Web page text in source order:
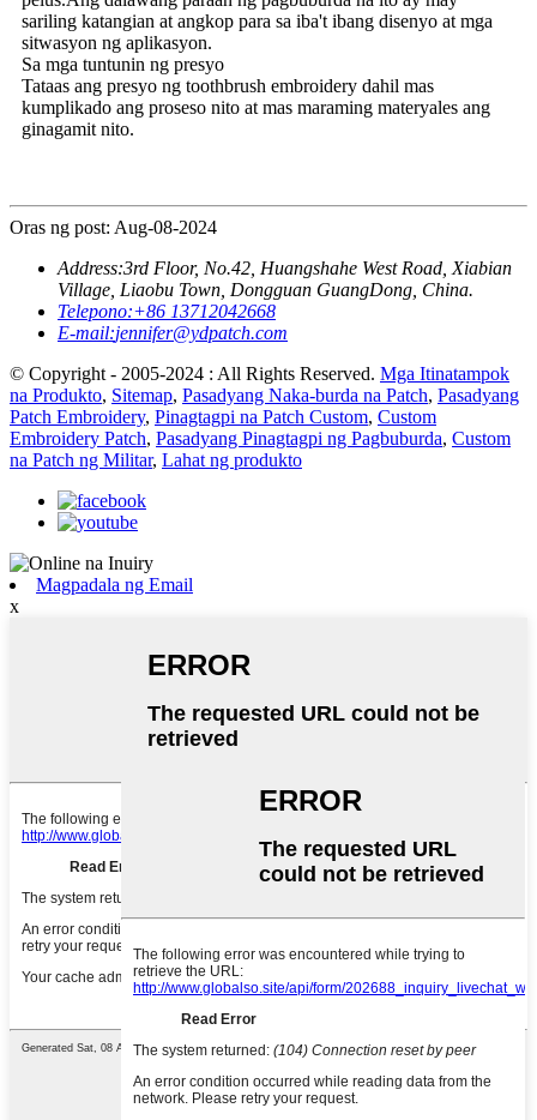
sariling katangian at angkop para sa iba't ibang disenyo at mga
sitwasyon ng aplikasyon.
Sa mga tuntunin ng presyo
Tataas ang presyo ng toothbrush embroidery dahil mas
kumplikado ang proseso nito at mas maraming materyales ang
ginagamit nito.
Oras ng post: Aug-08-2024
Address:3rd Floor, No.42, Huangshahe West Road, Xiabian
Village, Liaobu Town, Dongguan GuangDong, China.
Telepono:+86 13712042668
E-mail:jennifer@ydpatch.com
© Copyright - 2005-2024 : All Rights Reserved. Mga Itinatampok
na Produkto, Sitemap, Pasadyang Naka-burda na Patch, Pasadyang
Patch Embroidery, Pinagtagpi na Patch Custom, Custom
Embroidery Patch, Pasadyang Pinagtagpi ng Pagbuburda, Custom
na Patch ng Militar, Lahat ng produkto
Magpadala ng Email
x